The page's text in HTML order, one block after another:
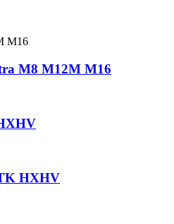
M8 M12M M16
HXHV